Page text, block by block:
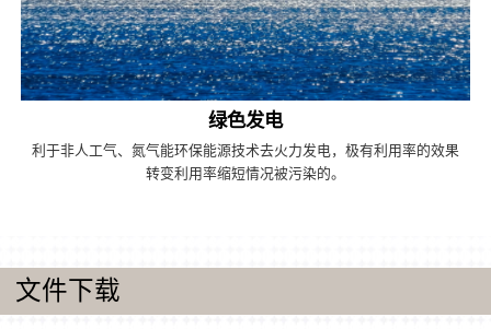
绿色发电
利于非人工气、氮气能环保能源技术去火力发电，极有利用率的效果
转变利用率缩短情况被污染的。
文件下载